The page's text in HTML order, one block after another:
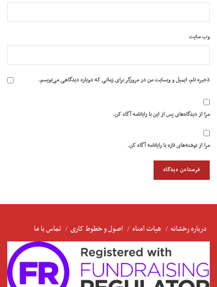
وب‌ سایت
ذخیره نام، ایمیل و وبسایت من در مرورگر برای زمانی که دوباره دیدگاهی می‌نویسم.
مرا از دیدگاه‌های پس از این با رایانامه آگاه کن.
مرا از نوشته‌های تازه با رایانامه آگاه کن.
درباره رخشانه هیات امناء اصول و خطوط کاری تماس با ما